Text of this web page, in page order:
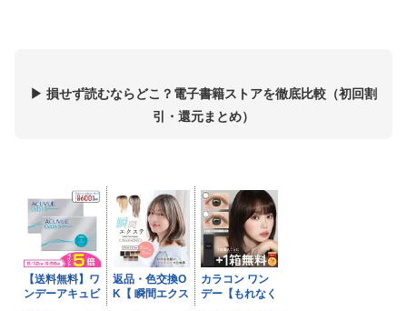
▶ 損せず読むならどこ？電子書籍ストアを徹底比較（初回割
引・還元まとめ）